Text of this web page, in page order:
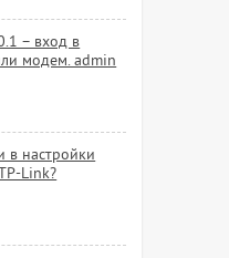
– вход в
модем. admin
в настройки
Link?